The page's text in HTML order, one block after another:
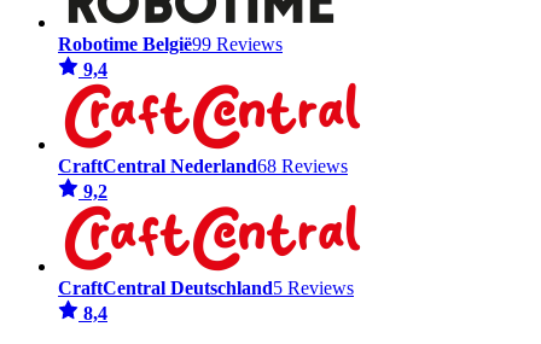
Robotime België99 Reviews
9,4
CraftCentral Nederland68 Reviews
9,2
CraftCentral Deutschland5 Reviews
8,4